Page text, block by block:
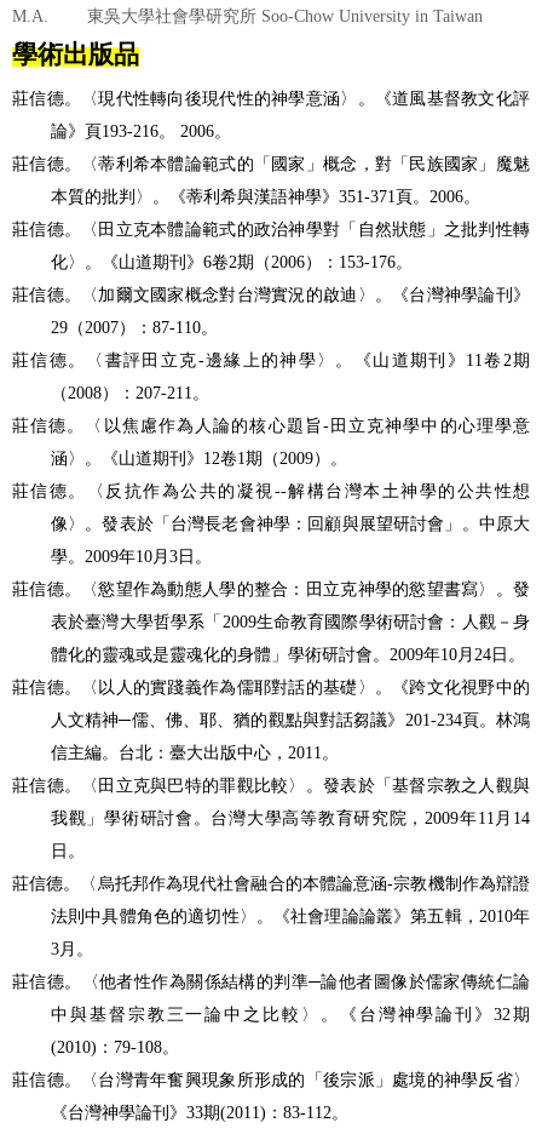
M.A. 東吳大學社會學研究所 Soo-Chow University in Taiwan
學術出版品
莊信德。〈現代性轉向後現代性的神學意涵〉。《道風基督教文化評
論》頁193-216。 2006。
莊信德。〈蒂利希本體論範式的「國家」概念，對「民族國家」魔魅
本質的批判〉。《蒂利希與漢語神學》 351-371頁。 2006。
莊信德。〈田立克本體論範式的政治神學對「自然狀態」之批判性轉
化〉。《山道期刊》 6卷2期（ 2006）： 153-176。
莊信德。〈加爾文國家概念對台灣實況的啟迪〉。《台灣神學論刊》
29 （ 2007）： 87-110。
莊信德。〈書評田立克-邊緣上的神學〉。《山道期刊》 11 卷 2期
（ 2008）： 207-211 。
莊信德。〈以焦慮作為人論的核心題旨 -田立克神學中的心理學意
涵〉。《山道期刊》 12卷1期（ 2009）。
莊信德。〈反抗作為公共的凝視 --解構台灣本土神學的公共性想
像〉。發表於「台灣長老會神學：回顧與展望研討會」。中原大
學。 2009年10 月 3日。
莊信德。〈慾望作為動態人學的整合：田立克神學的慾望書寫〉。發
表於臺灣大學哲學系「 2009生命教育國際學術研討會：人觀－身
體化的靈魂或是靈魂化的身體」學術研討會。 2009年10 月 24日。
莊信德。〈以人的實踐義作為儒耶對話的基礎〉。《跨文化視野中的
人文精神─儒、佛、耶、猶的觀點與對話芻議》 201-234頁。林鴻
信主編。台北：臺大出版中心， 2011 。
莊信德。〈田立克與巴特的罪觀比較〉。發表於「基督宗教之人觀與
我觀」學術研討會。台灣大學高等教育研究院， 2009年11 月 14
日。
莊信德。〈烏托邦作為現代社會融合的本體論意涵-宗教機制作為辯證
法則中具體角色的適切性〉。《社會理論論叢》第五輯， 2010年
3 月。
莊信德。〈他者性作為關係結構的判準─論他者圖像於儒家傳統仁論
中與基督宗教三一論中之比較〉。《台灣神學論刊》32 期
(2010) ： 79-108。
莊信德。〈台灣青年奮興現象所形成的「後宗派」處境的神學反省〉
《台灣神學論刊》 33期(2011) ： 83-112 。